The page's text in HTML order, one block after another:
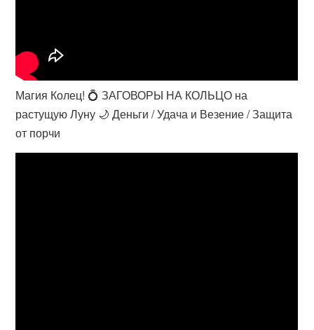
Магия Колец! 💍 ЗАГОВОРЫ НА КОЛЬЦО на
растущую Луну 🌙 Деньги / Удача и Везение / Защита
от порчи